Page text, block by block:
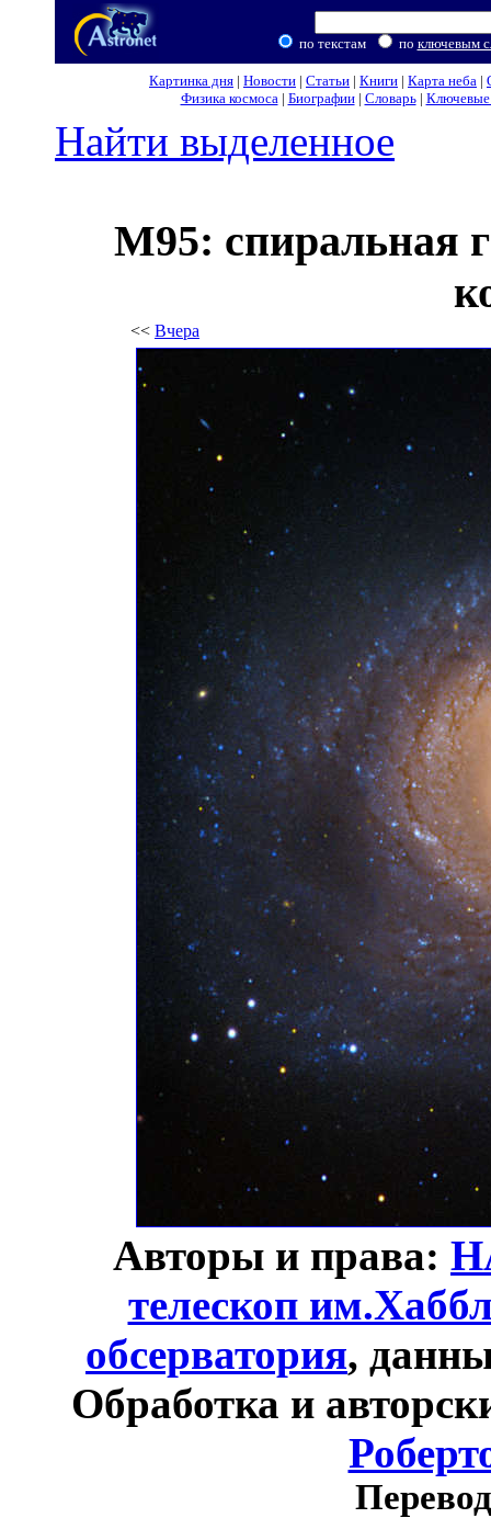
по текстам по ключевым
Картинка дня | Новости | Статьи | Книги | Карта неба |
Физика космоса| Биографии| Словарь| Ключевые
Найти выделенное
M95: спиральная
<< Вчера
Авторы и права:
телескоп
обсерватория,
Обработка и